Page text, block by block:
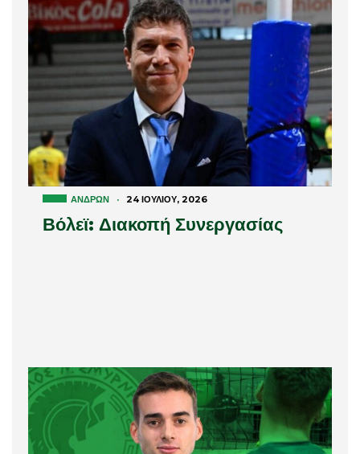
ΑΝΔΡΏΝ · 24 ΙΟΥΛΊΟΥ, 2026
Βόλεϊ: Διακοπή Συνεργασίας